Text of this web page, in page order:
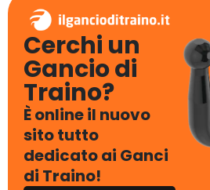
Cerchi un
Gancio di
Traino?
È online il nuovo
sito tutto
dedicato ai Ganci
di Traino!